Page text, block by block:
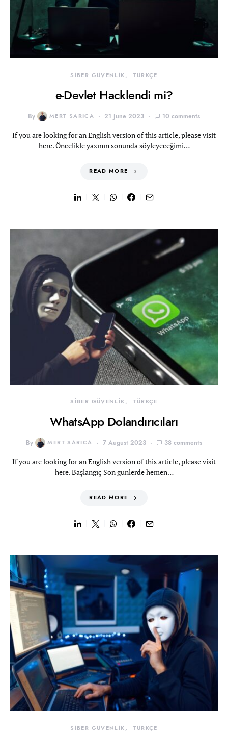
SİBER GÜVENLİK TÜRKÇE
e-Devlet Hacklendi mi?
By MERT SARICA 21 June 2023 10 comments
If you are looking for an English version of this article, please visit
here. Öncelikle yazının sonunda söyleyeceğimi…
READ MORE
SİBER GÜVENLİK TÜRKÇE
WhatsApp Dolandırıcıları
By MERT SARICA 7 August 2023 38 comments
If you are looking for an English version of this article, please visit
here. Başlangıç Son günlerde hemen…
READ MORE
SİBER GÜVENLİK TÜRKÇE